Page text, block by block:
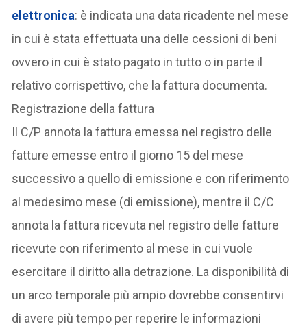
elettronica: è indicata una data ricadente nel mese
in cui è stata effettuata una delle cessioni di beni
ovvero in cui è stato pagato in tutto o in parte il
relativo corrispettivo, che la fattura documenta.
Registrazione della fattura
Il C/P annota la fattura emessa nel registro delle
fatture emesse entro il giorno 15 del mese
successivo a quello di emissione e con riferimento
al medesimo mese (di emissione), mentre il C/C
annota la fattura ricevuta nel registro delle fatture
ricevute con riferimento al mese in cui vuole
esercitare il diritto alla detrazione. La disponibilità di
un arco temporale più ampio dovrebbe consentirvi
di avere più tempo per reperire le informazioni